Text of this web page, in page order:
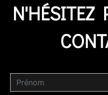
N'HÉSITEZ